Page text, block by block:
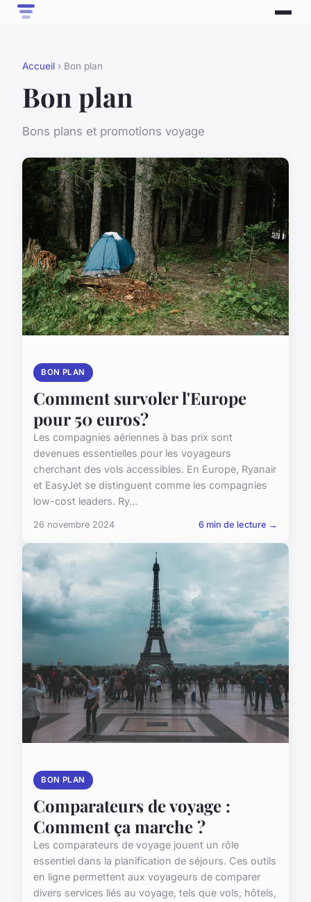
Accueil › Bon plan
Bon plan
Bons plans et promotions voyage
BON PLAN
Comment survoler l'Europe
pour 50 euros?
Les compagnies aériennes à bas prix sont
devenues essentielles pour les voyageurs
cherchant des vols accessibles. En Europe, Ryanair
et EasyJet se distinguent comme les compagnies
low-cost leaders. Ry...
26 novembre 2024 6 min de lecture →
BON PLAN
Comparateurs de voyage :
Comment ça marche ?
Les comparateurs de voyage jouent un rôle
essentiel dans la planification de séjours. Ces outils
en ligne permettent aux voyageurs de comparer
divers services liés au voyage, tels que vols, hôtels,